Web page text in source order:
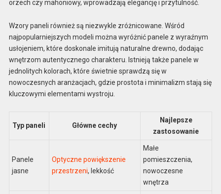
orzech czy mahoniowy, wprowadzają elegancję i przytulność.
Wzory paneli również są niezwykle zróżnicowane. Wśród
najpopularniejszych modeli można wyróżnić panele z wyraźnym
usłojeniem, które doskonale imitują naturalne drewno, dodając
wnętrzom autentycznego charakteru. Istnieją także panele w
jednolitych kolorach, które świetnie sprawdzą się w
nowoczesnych aranżacjach, gdzie prostota i minimalizm stają się
kluczowymi elementami wystroju.
Typ paneli Główne cechy
Najlepsze
zastosowanie
Panele
jasne
Optyczne powiększenie
przestrzeni, lekkość
Małe
pomieszczenia,
nowoczesne
wnętrza